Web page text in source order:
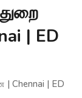
| ED
Chennai | ED